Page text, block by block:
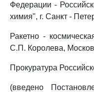
Федерации -
химия", г. Санкт -
Ракетно -
С.П. Королева,
Прокуратура
(введено